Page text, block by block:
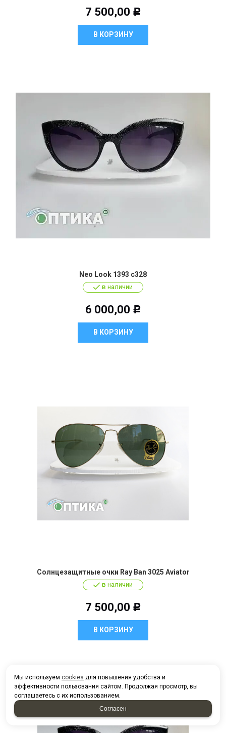
7 500,00 Р
В КОРЗИНУ
Neo Look 1393 c328
в наличии
6 000,00 Р
В КОРЗИНУ
Солнцезащитные очки Ray Ban 3025 Aviator
в наличии
7 500,00 Р
В КОРЗИНУ
Мы используем cookies для повышения удобства и
эффективности пользования сайтом. Продолжая просмотр, вы
соглашаетесь с их использованием.
Согласен